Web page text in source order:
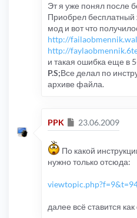
Эт я уже понял после
Приобрел бесплатный
мод и вот что
http://
http://
и такая ошибка еще в
P.S;Все делал по
архиве файла.
PPK Сообщение
23.06.2009
По какой
нужно только отсюда:
далее всё ставится